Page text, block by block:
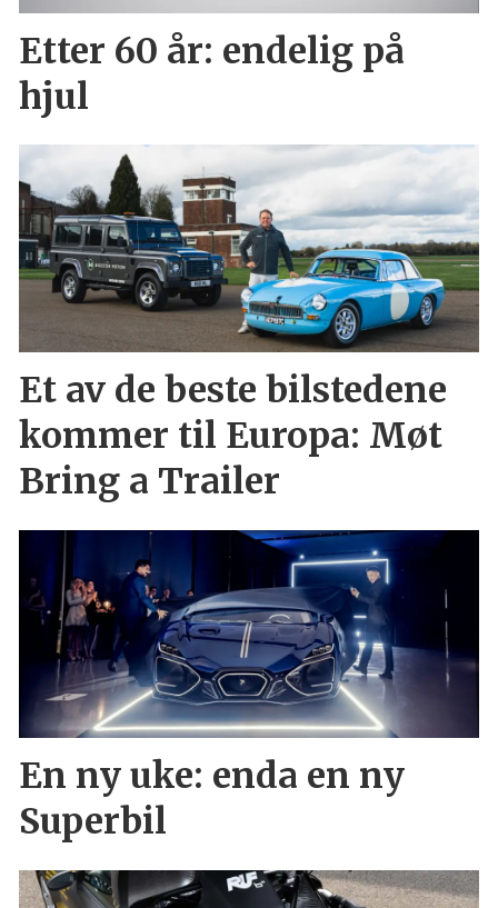
Etter 60 år: endelig på
hjul
Et av de beste bilstedene
kommer til Europa: Møt
Bring a Trailer
En ny uke: enda en ny
Superbil